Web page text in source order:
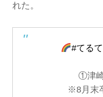
れた。
#てる
①津
※8月末